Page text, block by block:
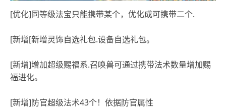
[优化]同等级法宝只能携带某个，优化成可携带二个.
[新增[新增灵饰自选礼包.设备自选礼包。
[新增]增加超级赐福系.召唤兽可通过携带法术数量增加赐
福进化。
[新增]防官超级法术43个！依据防官属性